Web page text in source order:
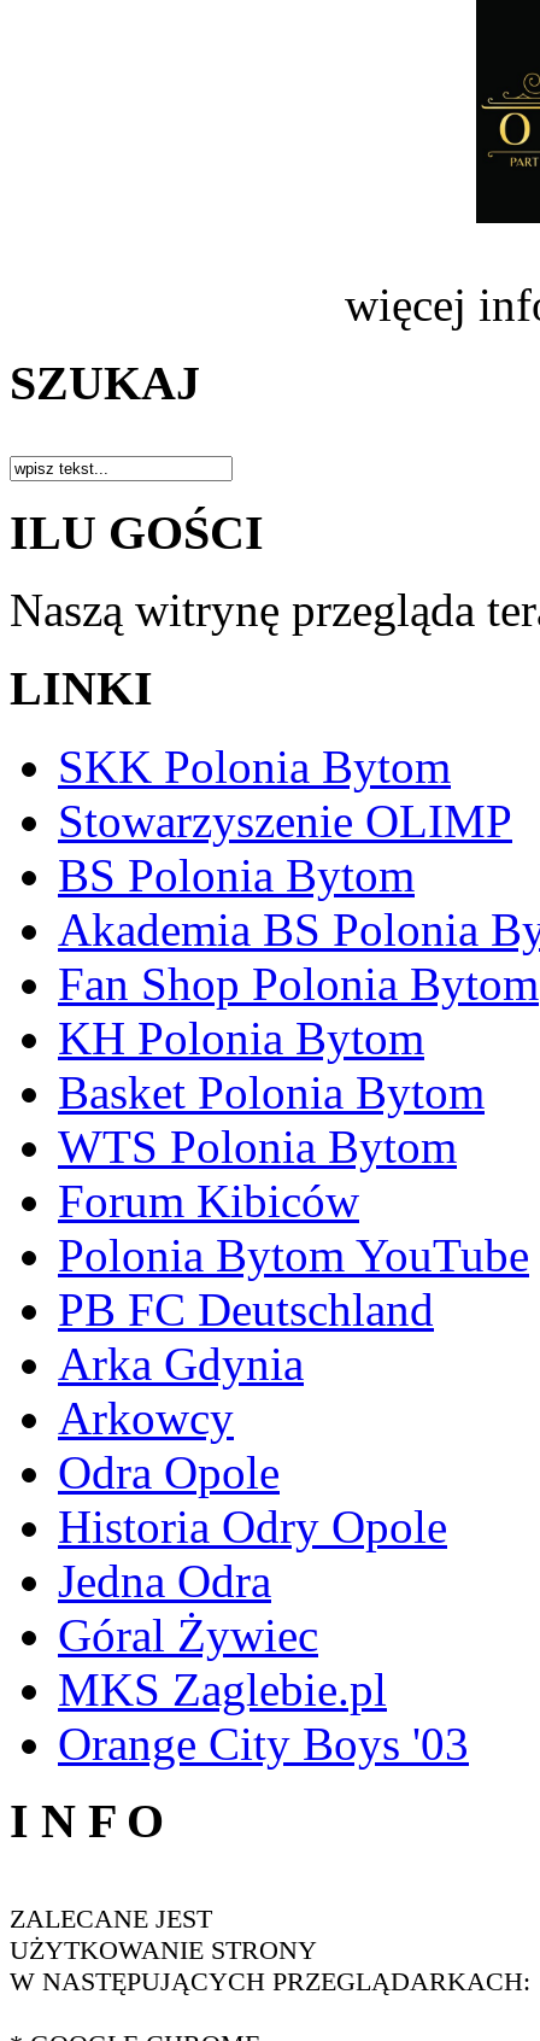
więcej
SZUKAJ
ILU GOŚCI
Naszą witrynę przegląda
LINKI
SKK Polonia Bytom
Stowarzyszenie OLIMP
BS Polonia Bytom
Akademia BS Polonia
Fan Shop Polonia Bytom
KH Polonia Bytom
Basket Polonia Bytom
WTS Polonia Bytom
Forum Kibiców
Polonia Bytom YouTube
PB FC Deutschland
Arka Gdynia
Arkowcy
Odra Opole
Historia Odry Opole
Jedna Odra
Góral Żywiec
MKS Zaglebie.pl
Orange City Boys '03
I N F O
ZALECANE JEST
UŻYTKOWANIE STRONY
W NASTĘPUJĄCYCH PRZEGLĄDARKACH: